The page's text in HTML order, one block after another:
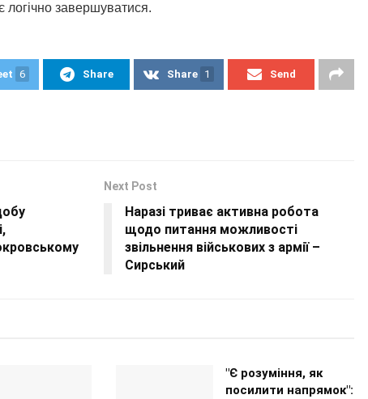
логічно завершуватися.
6 Share Share 1 Send
Next Post
Наразі триває активна робота
щодо питання можливості
звільнення військових з армії –
Сирський
"Є розуміння, як
посилити напрямок":